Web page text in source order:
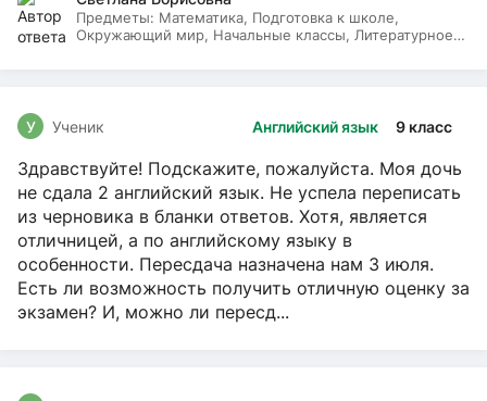
Предметы: Математика, Подготовка к школе,
Окружающий мир, Начальные классы, Литературное
Английский язык 9 класс
У Ученик
Здравствуйте! Подскажите, пожалуйста. Моя дочь
не сдала 2 английский язык. Не успела переписать
из черновика в бланки ответов. Хотя, является
отличницей, а по английскому языку в
особенности. Пересдача назначена нам 3 июля.
Есть ли возможность получить отличную оценку за
экзамен? И, можно ли пересд...